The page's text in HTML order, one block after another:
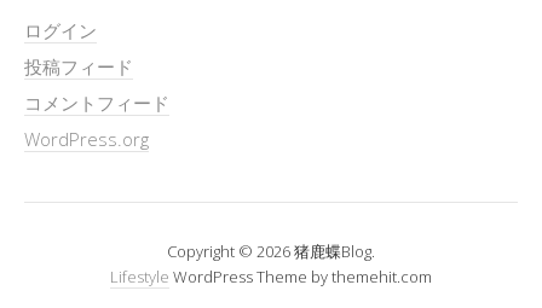
ログイン
投稿フィード
コメントフィード
WordPress.org
Copyright © 2026 猪鹿蝶Blog.
Lifestyle WordPress Theme by themehit.com